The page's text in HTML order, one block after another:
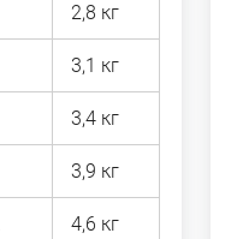
2,8 кг
3,1 кг
3,4 кг
3,9 кг
4,6 кг